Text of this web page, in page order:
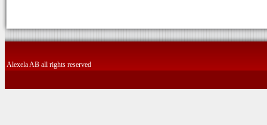
Alexela AB all rights reserved